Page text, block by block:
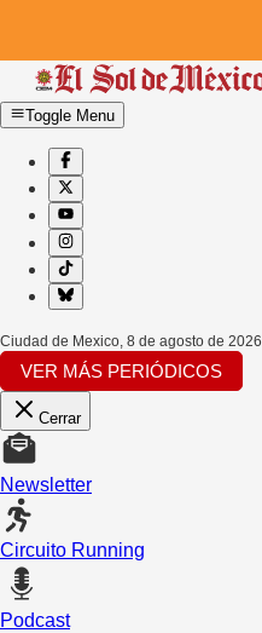
Toggle Menu
Ciudad de Mexico, 8 de agosto de 2026
VER MÁS PERIÓDICOS
Cerrar
Newsletter
Circuito Running
Podcast